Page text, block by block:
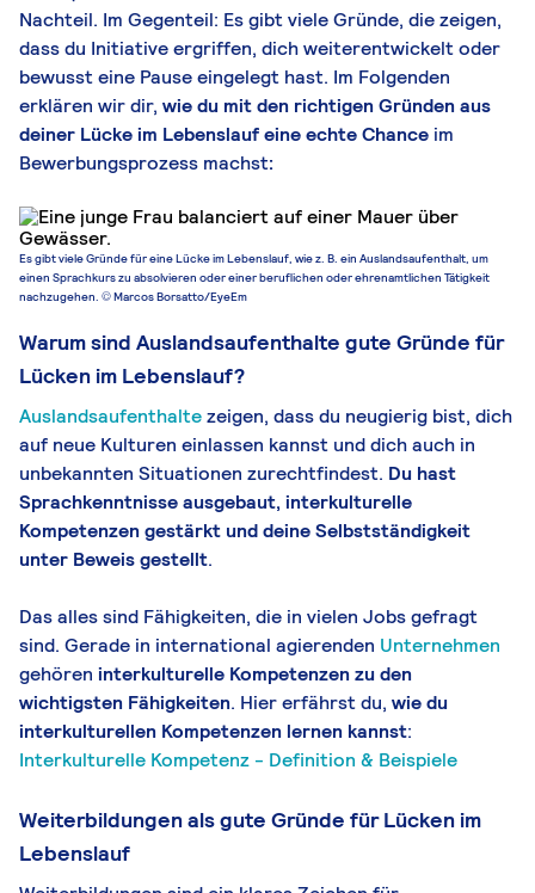
Nachteil. Im Gegenteil: Es gibt viele Gründe, die zeigen,
dass du Initiative ergriffen, dich weiterentwickelt oder
bewusst eine Pause eingelegt hast. Im Folgenden
erklären wir dir, wie du mit den richtigen Gründenaus
deiner Lücke im Lebenslauf eine echte Chance im
Bewerbungsprozess machst:
Es gibt viele Gründe für eine Lücke im Lebenslauf, wie z. B. ein Auslandsaufenthalt, um
einen Sprachkurs zu absolvieren oder einer beruflichen oder ehrenamtlichen Tätigkeit
nachzugehen. © Marcos Borsatto/EyeEm
Warum sind Auslandsaufenthalte gute Gründe für
Lücken im Lebenslauf?
Auslandsaufenthaltezeigen, dass du neugierig bist, dich
auf neue Kulturen einlassen kannst und dich auch in
unbekannten Situationen zurechtfindest. Du hast
Sprachkenntnisse ausgebaut, interkulturelle
Kompetenzen gestärkt und deine Selbstständigkeit
unter Beweis gestellt.
Das alles sind Fähigkeiten, die in vielen Jobs gefragt
sind. Gerade in international agierenden Unternehmen
gehören interkulturelle Kompetenzenzu den
wichtigsten Fähigkeiten. Hier erfährst du, wie du
interkulturellen Kompetenzen lernen kannst:
Interkulturelle Kompetenz - Definition & Beispiele
Weiterbildungen als gute Gründe für Lücken im
Lebenslauf